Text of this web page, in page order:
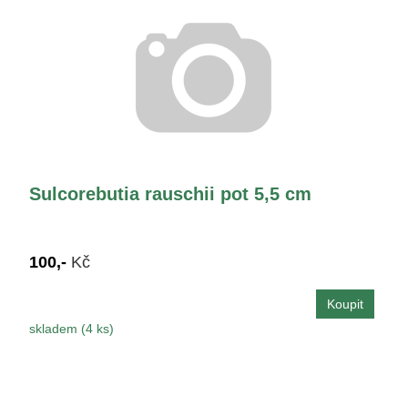
Sulcorebutia rauschii pot 5,5 cm
100,- Kč
skladem (4 ks)